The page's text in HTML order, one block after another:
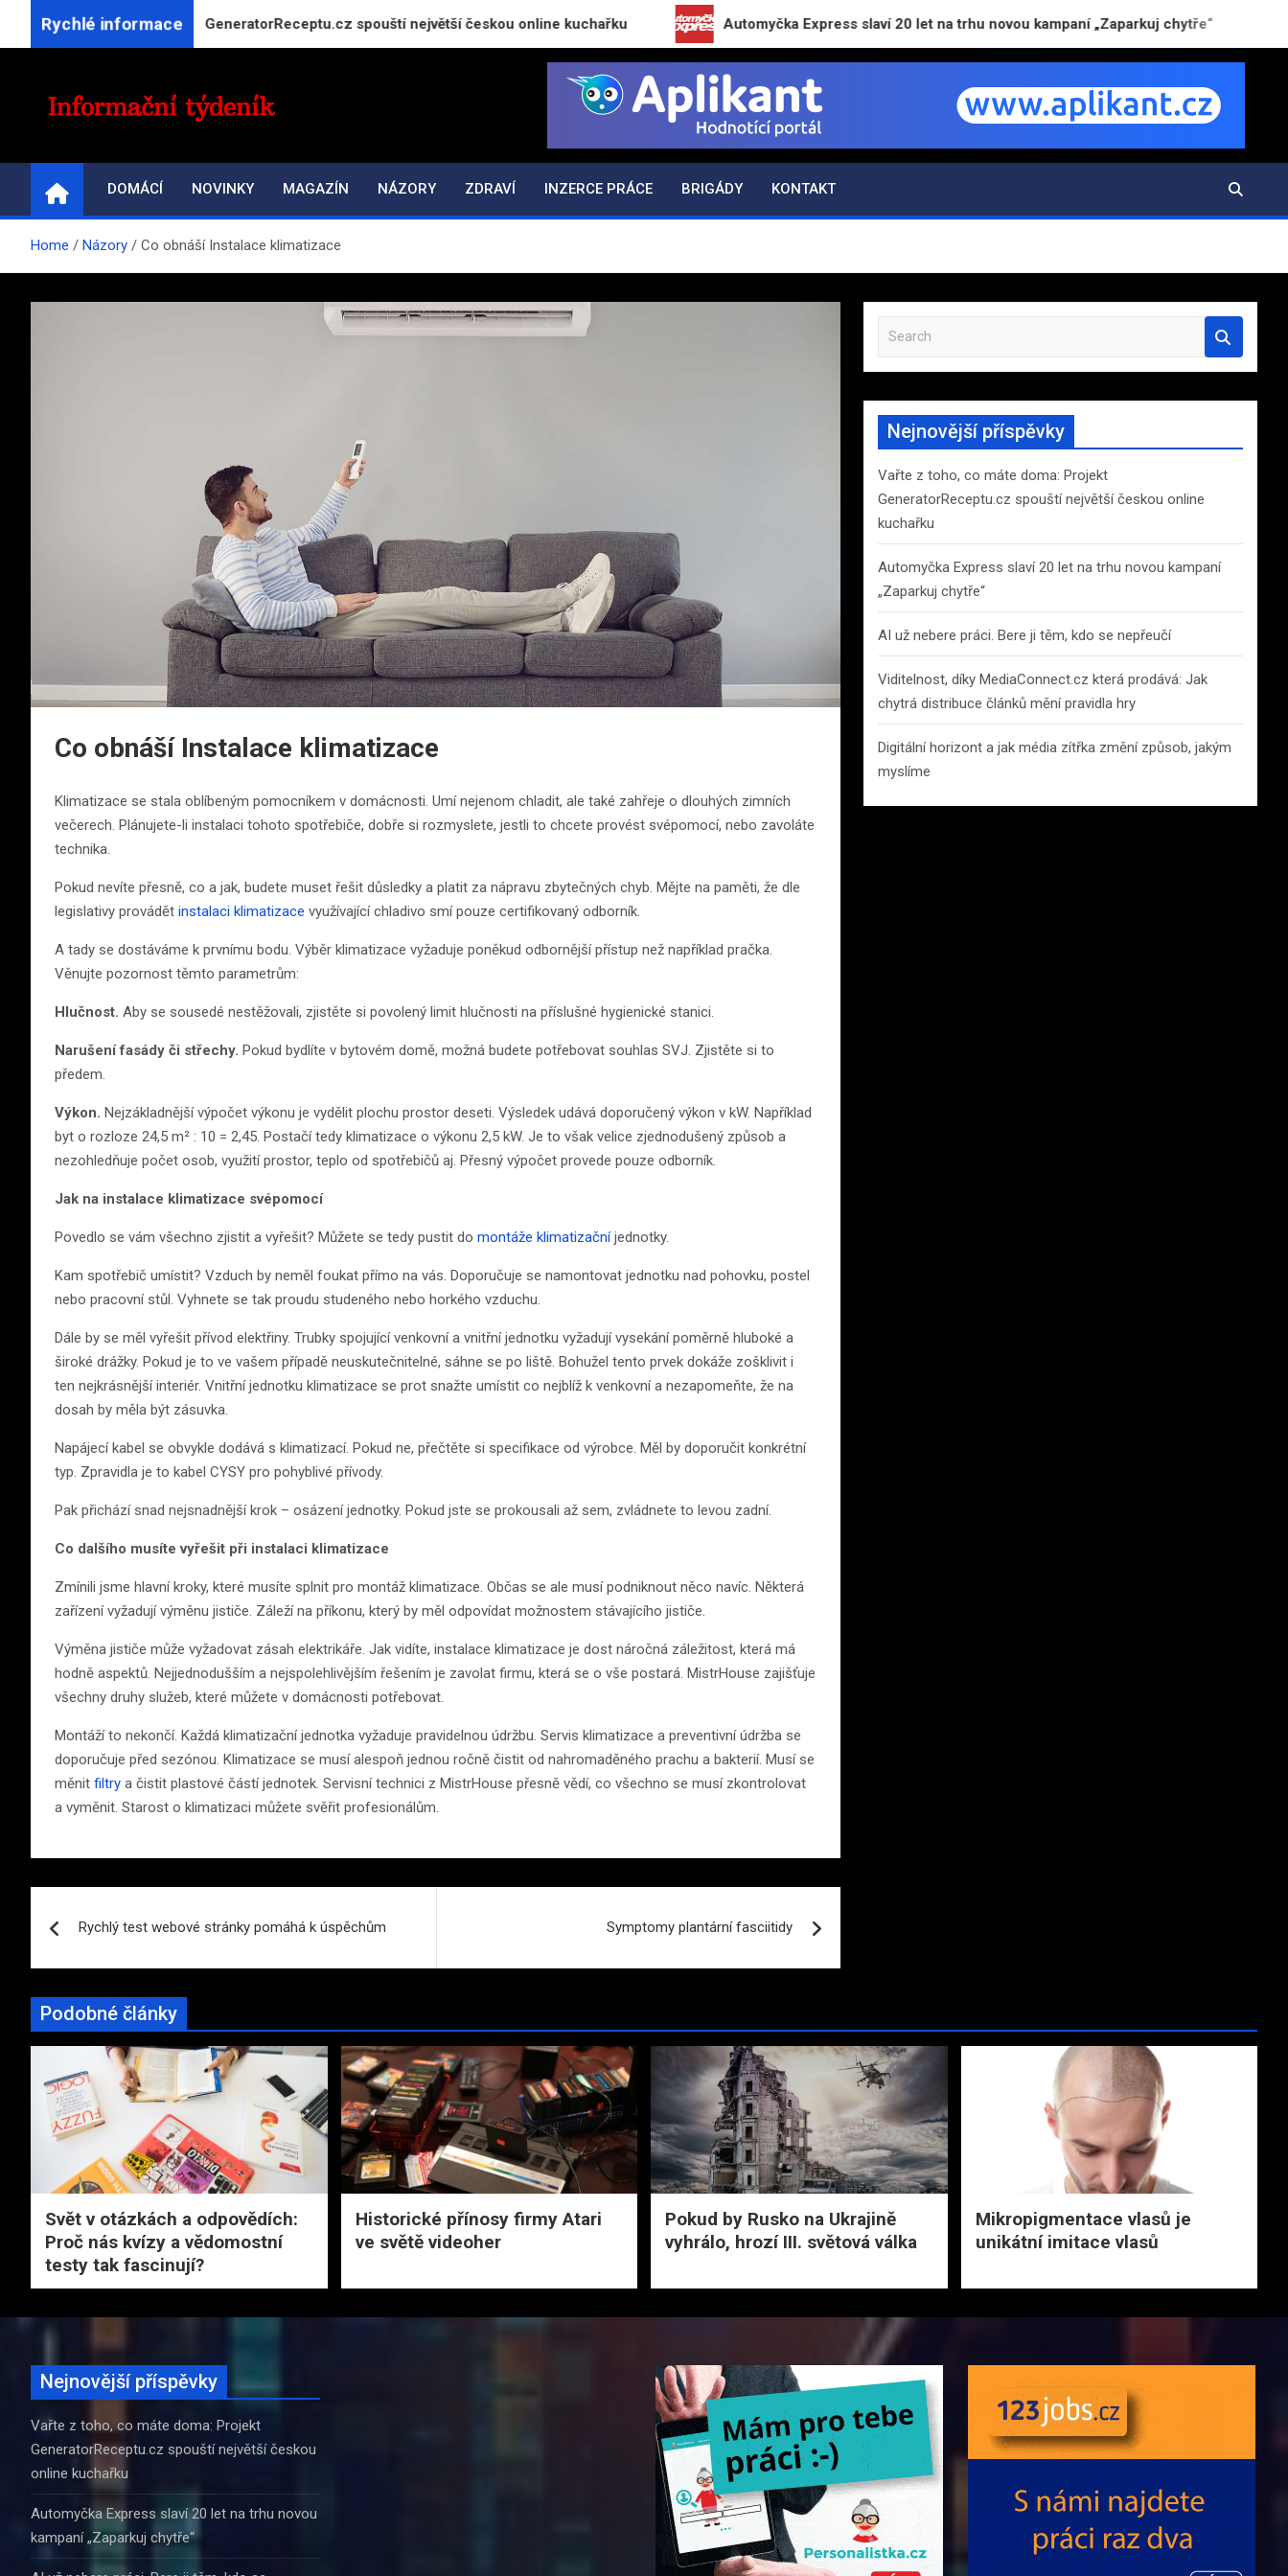
Rychlé informace
máte doma: Projekt GeneratorReceptu.cz spouští největší českou online kuchařku Automyčka Express slaví 20 let na trhu novou kampaní „Zaparkuj chytře“
INFORMAČNÍ-TÝDENÍK.CZ
DOMÁCÍ NOVINKY MAGAZÍN NÁZORY ZDRAVÍ INZERCE PRÁCE BRIGÁDY KONTAKT
Home Názory Co obnáší Instalace klimatizace
Co obnáší Instalace klimatizace
Klimatizace se stala oblíbeným pomocníkem v domácnosti. Umí nejenom chladit, ale také zahřeje o dlouhých zimních
večerech. Plánujete-li instalaci tohoto spotřebiče, dobře si rozmyslete, jestli to chcete provést svépomocí, nebo zavoláte
technika.
Pokud nevíte přesně, co a jak, budete muset řešit důsledky a platit za nápravu zbytečných chyb. Mějte na paměti, že dle
legislativy provádět instalaci klimatizace využívající chladivo smí pouze certifikovaný odborník.
A tady se dostáváme k prvnímu bodu. Výběr klimatizace vyžaduje poněkud odbornější přístup než například pračka.
Věnujte pozornost těmto parametrům:
Hlučnost. Aby se sousedé nestěžovali, zjistěte si povolený limit hlučnosti na příslušné hygienické stanici.
Narušení fasády či střechy. Pokud bydlíte v bytovém domě, možná budete potřebovat souhlas SVJ. Zjistěte si to
předem.
Výkon. Nejzákladnější výpočet výkonu je vydělit plochu prostor deseti. Výsledek udává doporučený výkon v kW. Například
byt o rozloze 24,5 m² : 10 = 2,45. Postačí tedy klimatizace o výkonu 2,5 kW. Je to však velice zjednodušený způsob a
nezohledňuje počet osob, využití prostor, teplo od spotřebičů aj. Přesný výpočet provede pouze odborník.
Jak na instalace klimatizace svépomocí
Povedlo se vám všechno zjistit a vyřešit? Můžete se tedy pustit do montáže klimatizačníjednotky.
Kam spotřebič umístit? Vzduch by neměl foukat přímo na vás. Doporučuje se namontovat jednotku nad pohovku, postel
nebo pracovní stůl. Vyhnete se tak proudu studeného nebo horkého vzduchu.
Dále by se měl vyřešit přívod elektřiny. Trubky spojující venkovní a vnitřní jednotku vyžadují vysekání poměrně hluboké a
široké drážky. Pokud je to ve vašem případě neuskutečnitelné, sáhne se po liště. Bohužel tento prvek dokáže zošklivit i
ten nejkrásnější interiér. Vnitřní jednotku klimatizace se prot snažte umístit co nejblíž k venkovní a nezapomeňte, že na
dosah by měla být zásuvka.
Napájecí kabel se obvykle dodává s klimatizací. Pokud ne, přečtěte si specifikace od výrobce. Měl by doporučit konkrétní
typ. Zpravidla je to kabel CYSY pro pohyblivé přívody.
Pak přichází snad nejsnadnější krok – osázení jednotky. Pokud jste se prokousali až sem, zvládnete to levou zadní.
Co dalšího musíte vyřešit při instalaci klimatizace
Zmínili jsme hlavní kroky, které musíte splnit pro montáž klimatizace. Občas se ale musí podniknout něco navíc. Některá
zařízení vyžadují výměnu jističe. Záleží na příkonu, který by měl odpovídat možnostem stávajícího jističe.
Výměna jističe může vyžadovat zásah elektrikáře. Jak vidíte, instalace klimatizace je dost náročná záležitost, která má
hodně aspektů. Nejjednodušším a nejspolehlivějším řešením je zavolat firmu, která se o vše postará. MistrHouse zajišťuje
všechny druhy služeb, které můžete v domácnosti potřebovat.
Montáží to nekončí. Každá klimatizační jednotka vyžaduje pravidelnou údržbu. Servis klimatizace a preventivní údržba se
doporučuje před sezónou. Klimatizace se musí alespoň jednou ročně čistit od nahromaděného prachu a bakterií. Musí se
měnit filtry a čistit plastové částí jednotek. Servisní technici z MistrHouse přesně vědí, co všechno se musí zkontrolovat
a vyměnit. Starost o klimatizaci můžete svěřit profesionálům.
pro
Rychlý test webové stránky pomáhá k úspěchům Symptomy plantární fasciitidy
a
r
h
Nejnovější příspěvky
Vařte z toho, co máte doma: Projekt
GeneratorReceptu.cz spouští největší českou online
kuchařku
Automyčka Express slaví 20 let na trhu novou kampaní
„Zaparkuj chytře“
AI už nebere práci. Bere ji těm, kdo se nepřeučí
Viditelnost, díky MediaConnect.cz která prodává: Jak
chytrá distribuce článků mění pravidla hry
Digitální horizont a jak média zítřka změní způsob, jakým
myslíme
Podobné články
Svět v otázkách a odpovědích:
Proč nás kvízy a vědomostní
testy tak fascinují?
Historické přínosy firmy Atari
ve světě videoher
Pokud by Rusko na Ukrajině
vyhrálo, hrozí III. světová válka
Mikropigmentace vlasů je
unikátní imitace vlasů
Nejnovější příspěvky
Vařte z toho, co máte doma: Projekt
GeneratorReceptu.cz spouští největší českou
online kuchařku
Automyčka Express slaví 20 let na trhu novou
kampaní „Zaparkuj chytře“